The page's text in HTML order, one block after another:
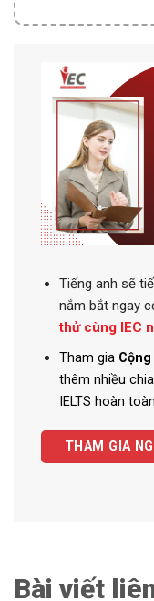
Tiếng anh sẽ
nắm bắt ngay
thử cùng IEC
Tham gia Cộng
thêm nhiều
IELTS hoàn toàn
THAM GIA
Bài viết